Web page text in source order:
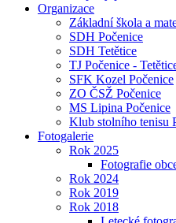
Organizace
Základní škola a
SDH Počenice
SDH Tetětice
TJ Počenice -
SFK Kozel Počenice
ZO ČSŽ Počenice
MS Lipina Počenice
Klub stolního tenisu
Fotogalerie
Rok 2025
Fotografie
Rok 2024
Rok 2019
Rok 2018